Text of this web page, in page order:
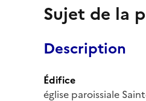
Sujet de la
Description
Édifice
église paroissiale